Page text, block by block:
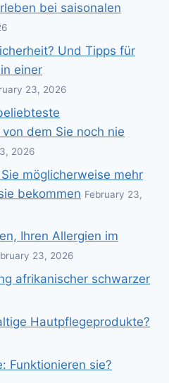
bei saisonalen
Und Tipps für
einer
23, 2026
dem Sie noch nie
2026
möglicherweise mehr
bekommen February 23,
Ihren Allergien im
23, 2026
afrikanischer schwarzer
Hautpflegeprodukte?
Funktionieren sie?